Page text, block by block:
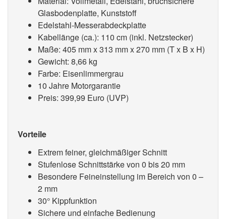
Glasbodenplatte, Kunststoff
Edelstahl-Messerabdeckplatte
Kabellänge (ca.): 110 cm (inkl. Netzstecker)
Maße: 405 mm x 313 mm x 270 mm (T x B x H)
Gewicht: 8,66 kg
Farbe: Eisenlimmergrau
10 Jahre Motorgarantie
Preis: 399,99 Euro (UVP)
Vorteile
Extrem feiner, gleichmäßiger Schnitt
Stufenlose Schnittstärke von 0 bis 20 mm
Besondere Feineinstellung im Bereich von 0 –
2 mm
30° Kippfunktion
Sichere und einfache Bedienung